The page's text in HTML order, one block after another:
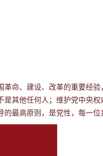
命、建设、改革的重要经
其他任何人；维护党中央
最高原则，是党性，每一位